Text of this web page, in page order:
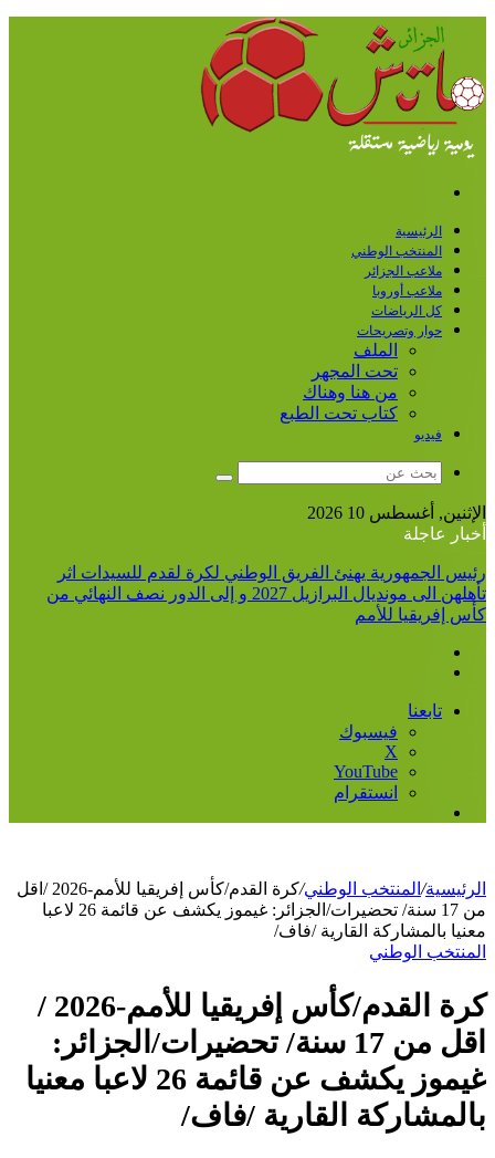
الرئيسية
المنتخب الوطني
ملاعب الجزائر
ملاعب أوروبا
كل الرياضات
حوار وتصريحات
الملف
تحت المجهر
من هنا وهناك
كتاب تحت الطبع
فيديو
بحث
الإثنين, أغسطس 10 2026
أخبار عاجلة
رئيس الجمهورية يهنئ الفريق الوطني لكرة لقدم للسيدات اثر
تأهلهن الى مونديال البرازيل 2027 و إلى الدور نصف النهائي من
كأس إفريقيا للأمم
تابعنا
فيسبوك
‫X
‫YouTube
انستقرام
الرئيسية/ المنتخب الوطني/
كرة القدم/كأس إفريقيا للأمم-2026 /اقل
من 17 سنة/ تحضيرات/الجزائر: غيموز يكشف عن قائمة 26 لاعبا
معنيا بالمشاركة القارية /فاف/
المنتخب الوطني
كرة القدم/كأس إفريقيا للأمم-2026 /
اقل من 17 سنة/ تحضيرات/الجزائر:
غيموز يكشف عن قائمة 26 لاعبا معنيا
بالمشاركة القارية /فاف/